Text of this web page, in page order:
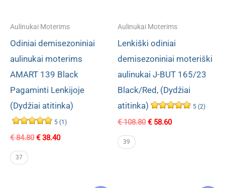
Aulinukai Moterims
Odiniai demisezoniniai
aulinukai moterims
AMART 139 Black
Pagaminti Lenkijoje
(Dydžiai atitinka)
5 (1)
€84.80 Original
€38.40Current
37
Aulinukai Moterims
Lenkiški odiniai
demisezoniniai moteriški
aulinukai J-BUT 165/23
Black/Red, (Dydžiai
atitinka)
5 (2)
€108.80 Original
€58.60Current
39